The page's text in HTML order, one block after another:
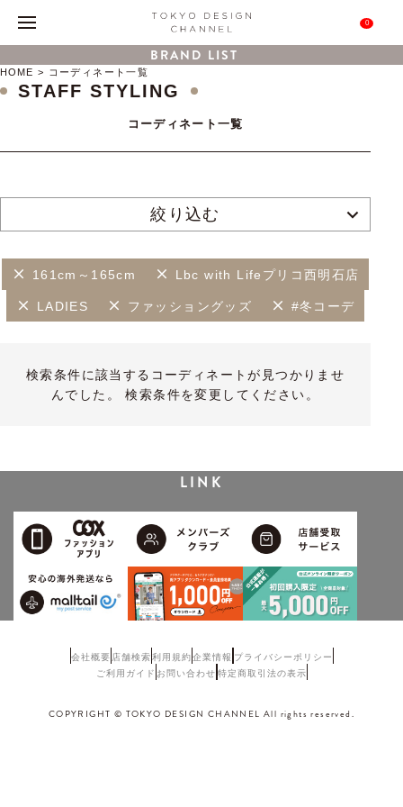
0
BRAND LIST
HOME コーディネート一覧
STAFF STYLING
コーディネート一覧
絞り込む
161cm～165cm Lbc with Lifeプリコ西明石店
LADIES ファッショングッズ #冬コーデ
検索条件に該当するコーディネートが見つかりませ
んでした。 検索条件を変更してください。
LINK
会社概要 店舗検索利用規約企業情報 プライバシーポリシー
ご利用ガイド お問い合わせ 特定商取引法の表示
COPYRIGHT © TOKYO DESIGN CHANNEL All rights reserved.